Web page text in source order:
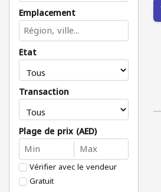
Emplacement
État
Transaction
Plage de prix (AED)
Vérifier avec le vendeur
Gratuit